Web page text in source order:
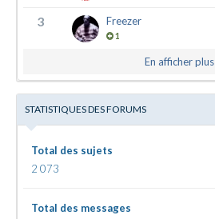
3 Freezer
1
En afficher plus
STATISTIQUES DES FORUMS
Total des sujets
2 073
Total des messages